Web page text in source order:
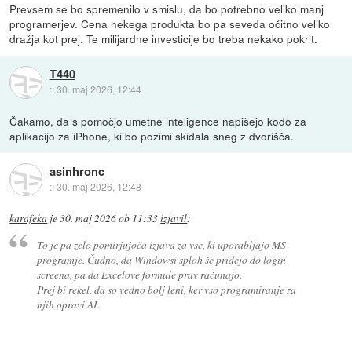
Prevsem se bo spremenilo v smislu, da bo potrebno veliko manj
programerjev. Cena nekega produkta bo pa seveda očitno veliko
dražja kot prej. Te milijardne investicije bo treba nekako pokrit.
T440
::30. maj 2026, 12:44
Čakamo, da s pomočjo umetne inteligence napišejo kodo za
aplikacijo za iPhone, ki bo pozimi skidala sneg z dvorišča.
asinhronc
::30. maj 2026, 12:48
karafeka je30. maj 2026 ob 11:33izjavil:
To je pa zelo pomirjujoča izjava za vse, ki uporabljajo MS
programje. Čudno, da Windowsi sploh še pridejo do login
screena, pa da Excelove formule prav računajo.
Prej bi rekel, da so vedno bolj leni, ker vso programiranje za
njih opravi AI.